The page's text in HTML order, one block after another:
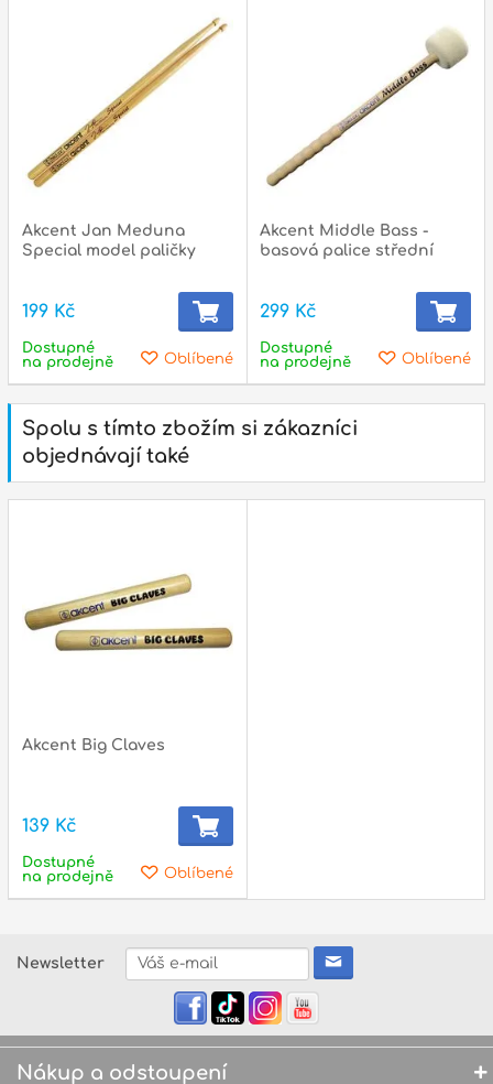
Akcent Jan Meduna
Special model paličky
199 Kč
Oblíbené
Dostupné
na prodejně
Akcent Middle Bass -
basová palice střední
299 Kč
Oblíbené
Dostupné
na prodejně
Spolu s tímto zbožím si zákazníci
objednávají také
Akcent Big Claves
139 Kč
Oblíbené
Dostupné
na prodejně
Newsletter
Nákup a odstoupení